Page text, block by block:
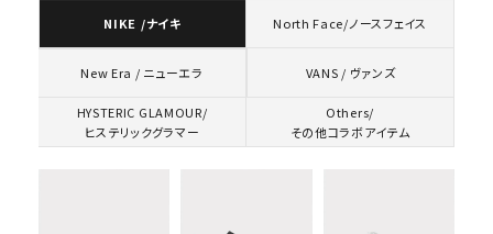
NIKE /ナイキ North Face/ノースフェイス
New Era / ニューエラ VANS / ヴァンズ
HYSTERIC GLAMOUR/
ヒステリックグラマー
Others/
その他コラボアイテム